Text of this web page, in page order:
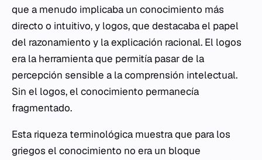
que a menudo implicaba un conocimiento más
directo o intuitivo, y logos, que destacaba el papel
del razonamiento y la explicación racional. El logos
era la herramienta que permitía pasar de la
percepción sensible a la comprensión intelectual.
Sin el logos, el conocimiento permanecía
fragmentado.
Esta riqueza terminológica muestra que para los
griegos el conocimiento no era un bloque